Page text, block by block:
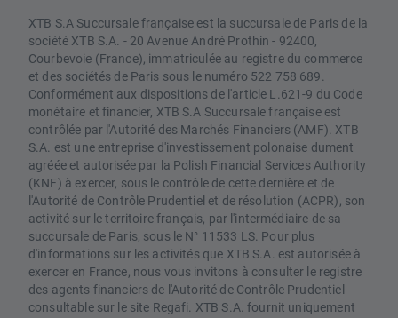
XTB S.A Succursale française est la succursale de Paris de la
société XTB S.A. - 20 Avenue André Prothin - 92400,
Courbevoie (France), immatriculée au registre du commerce
et des sociétés de Paris sous le numéro 522 758 689.
Conformément aux dispositions de l'article L.621-9 du Code
monétaire et financier, XTB S.A Succursale française est
contrôlée par l'Autorité des Marchés Financiers (AMF). XTB
S.A. est une entreprise d'investissement polonaise dument
agréée et autorisée par la Polish Financial Services Authority
(KNF) à exercer, sous le contrôle de cette dernière et de
l'Autorité de Contrôle Prudentiel et de résolution (ACPR), son
activité sur le territoire français, par l'intermédiaire de sa
succursale de Paris, sous le N° 11533 LS. Pour plus
d'informations sur les activités que XTB S.A. est autorisée à
exercer en France, nous vous invitons à consulter le registre
des agents financiers de l'Autorité de Contrôle Prudentiel
consultable sur le site Regafi. XTB S.A. fournit uniquement